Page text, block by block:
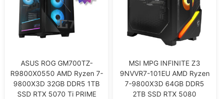
ASUS ROG GM700TZ-
R9800X0550 AMD Ryzen 7-
9800X3D 32GB DDR5 1TB
SSD RTX 5070 Ti PRIME
MSI MPG INFINITE Z3
9NVVR7-101EU AMD Ryzen
7-9800X3D 64GB DDR5
2TB SSD RTX 5080